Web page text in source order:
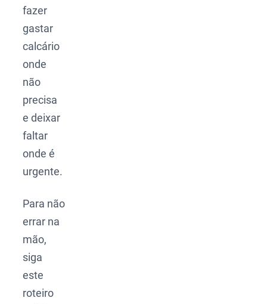
fazer
gastar
calcário
onde
não
precisa
e deixar
faltar
onde é
urgente.
Para não
errar na
mão,
siga
este
roteiro